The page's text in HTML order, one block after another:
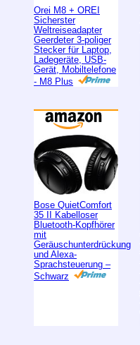
Orei M8 + OREI
Sicherster
Weltreiseadapter
Geerdeter 3-poliger
Stecker für Laptop,
Ladegeräte, USB-
Gerät, Mobiltelefone
- M8 Plus
Bose QuietComfort
35 II Kabelloser
Bluetooth-Kopfhörer
mit
Geräuschunterdrückung
und Alexa-
Sprachsteuerung –
Schwarz